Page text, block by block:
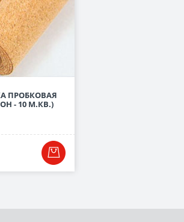
ПРОБКОВАЯ
- 10 М.КВ.)